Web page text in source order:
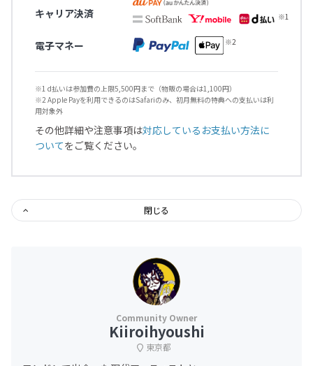
キャリア決済
電子マネー
※1 d払いは参加費の上限5,500円まで（物販の場合は1,100円）
※2 Apple Payを利用できるのはSafariのみ、初月無料の特典への支払いは利
用対象外
その他詳細や注意事項は対応しているお支払い方法に
ついてをご覧ください。
閉じる
Kiiroihyoushi
東京都